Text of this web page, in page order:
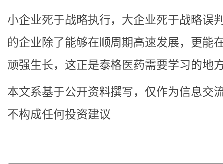
小企业死于战略执行，大企业死于战略误
的企业除了能够在顺周期高速发展，更能
顽强生长，这正是泰格医药需要学习的地
本文系基于公开资料撰写，仅作为信息交
不构成任何投资建议